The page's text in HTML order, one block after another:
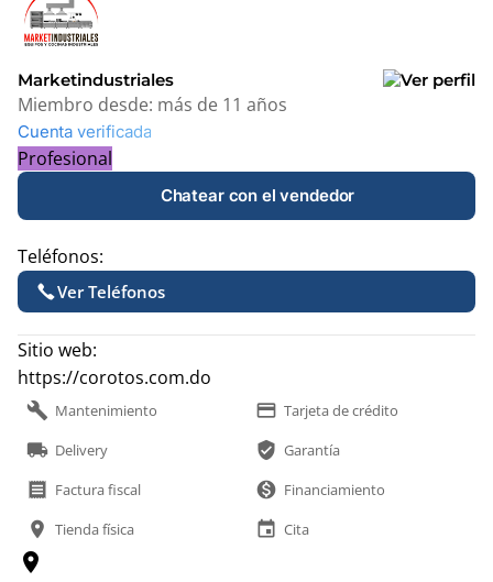
Marketindustriales
Miembro desde: más de 11 años
Cuenta verificada
Profesional
Chatear con el vendedor
Teléfonos:
Ver Teléfonos
Sitio web:
https://corotos.com.do
build Mantenimiento payment Tarjeta de crédito
local_shipping Delivery verified_user Garantía
receipt Factura fiscal monetization_on Financiamiento
location_on Tienda física event Cita
location_on